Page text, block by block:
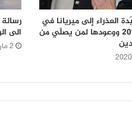
العذراء إلى ميريانا في
2 أيلول 2012 ووعودها لمن يصلّي من
الى
2 مارس، 2015